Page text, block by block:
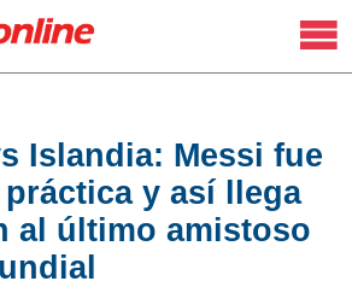
Islandia: Messi fue
y así llega
al último amistoso